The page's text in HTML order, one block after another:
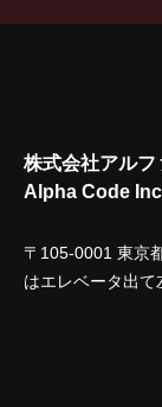
株式会社アルフ
Alpha Code
〒105-0001 東京
はエレベータ出て